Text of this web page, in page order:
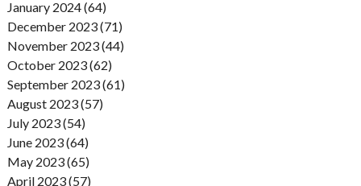
January 2024 (64)
December 2023 (71)
November 2023 (44)
October 2023 (62)
September 2023 (61)
August 2023 (57)
July 2023 (54)
June 2023 (64)
May 2023 (65)
April 2023 (57)